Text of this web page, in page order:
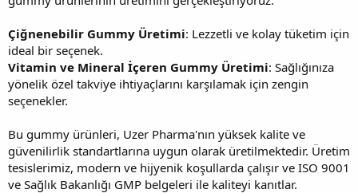
Çiğnenebilir Gummy Üretimi: Lezzetli ve kolay tüketim için
ideal bir seçenek.
Vitamin ve Mineral İçeren Gummy Üretimi: Sağlığınıza
yönelik özel takviye ihtiyaçlarını karşılamak için zengin
seçenekler.
Bu gummy ürünleri, Uzer Pharma'nın yüksek kalite ve
güvenilirlik standartlarına uygun olarak üretilmektedir. Üretim
tesislerimiz, modern ve hijyenik koşullarda çalışır ve ISO 9001
ve Sağlık Bakanlığı GMP belgeleri ile kaliteyi kanıtlar.